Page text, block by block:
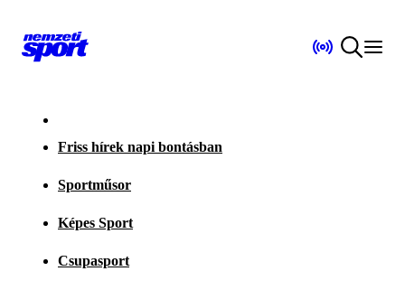
Friss hírek napi bontásban
Sportműsor
Képes Sport
Csupasport